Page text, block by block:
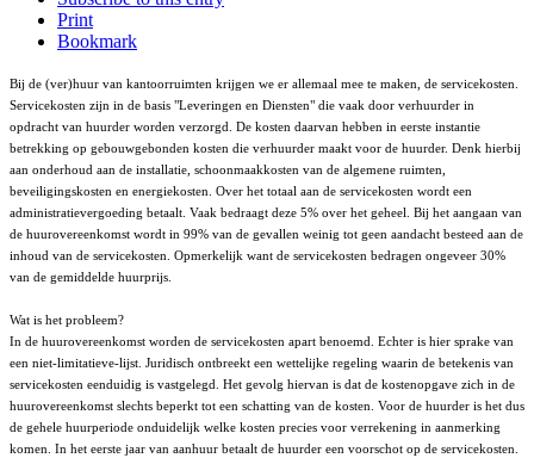
Print
Bookmark
Bij de (ver)huur van kantoorruimten krijgen we er allemaal mee te maken, de servicekosten.
Servicekosten zijn in de basis "Leveringen en Diensten" die vaak door verhuurder in
opdracht van huurder worden verzorgd. De kosten daarvan hebben in eerste instantie
betrekking op gebouwgebonden kosten die verhuurder maakt voor de huurder. Denk hierbij
aan onderhoud aan de installatie, schoonmaakkosten van de algemene ruimten,
beveiligingskosten en energiekosten. Over het totaal aan de servicekosten wordt een
administratievergoeding betaalt. Vaak bedraagt deze 5% over het geheel. Bij het aangaan van
de huurovereenkomst wordt in 99% van de gevallen weinig tot geen aandacht besteed aan de
inhoud van de servicekosten. Opmerkelijk want de servicekosten bedragen ongeveer 30%
van de gemiddelde huurprijs.
Wat is het probleem?
In de huurovereenkomst worden de servicekosten apart benoemd. Echter is hier sprake van
een niet-limitatieve-lijst. Juridisch ontbreekt een wettelijke regeling waarin de betekenis van
servicekosten eenduidig is vastgelegd. Het gevolg hiervan is dat de kostenopgave zich in de
huurovereenkomst slechts beperkt tot een schatting van de kosten. Voor de huurder is het dus
de gehele huurperiode onduidelijk welke kosten precies voor verrekening in aanmerking
komen. In het eerste jaar van aanhuur betaalt de huurder een voorschot op de servicekosten.